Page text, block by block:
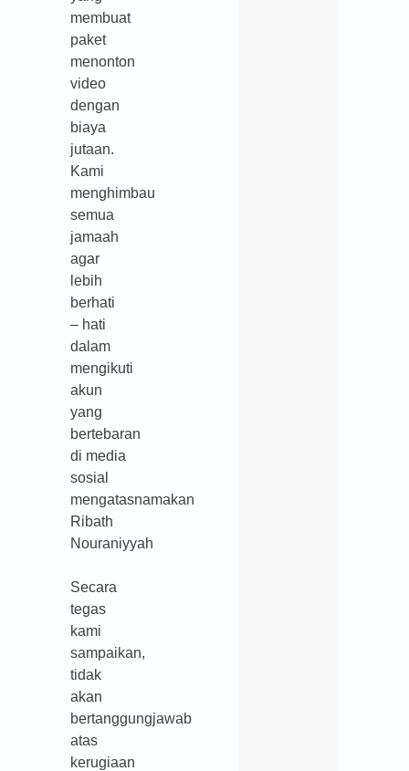
membuat
paket
menonton
video
dengan
biaya
jutaan.
Kami
menghimbau
semua
jamaah
agar
lebih
berhati
– hati
dalam
mengikuti
akun
yang
bertebaran
di media
sosial
mengatasnamakan
Ribath
Nouraniyyah
Secara
tegas
kami
sampaikan,
tidak
akan
bertanggungjawab
atas
kerugiaan